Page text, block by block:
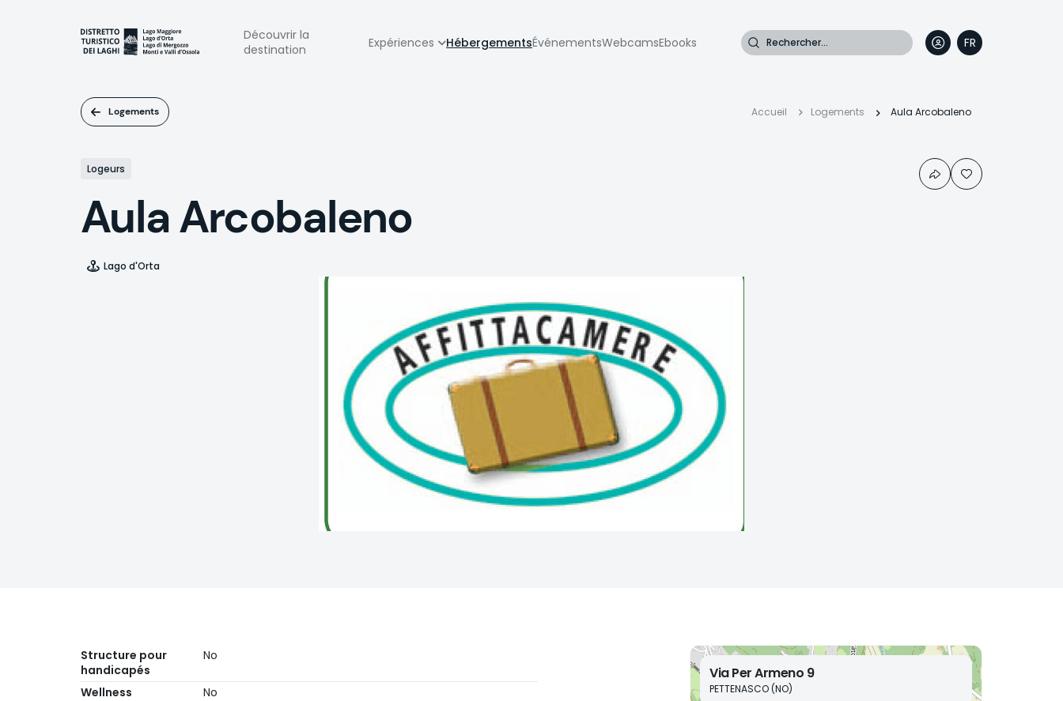
Navigazione
Découvrir la
destination
Expériences HébergementsÉvénementsWebcamsEbooks Rechercher
FR
IT
EN
DE
Logements
Fil
Accueil Logements Aula Arcobaleno
Logeurs
Aula Arcobaleno
Lago d'Orta
Structure pour
handicapés
No
Wellness
No
Via Per Armeno 9
PETTENASCO (NO)